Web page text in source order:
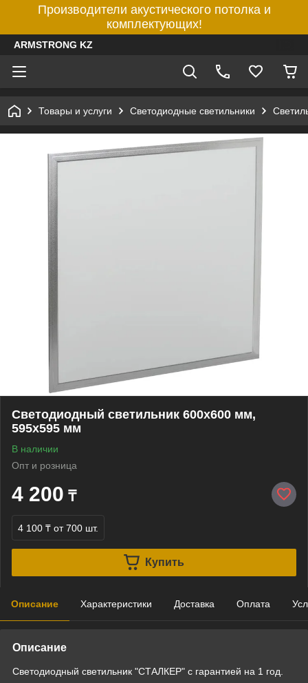
Производители акустического потолка и
комплектующих!
ARMSTRONG KZ
Товары и услуги Светодиодные светильники
Светодиодный светильник 600х600 мм,
595х595 мм
В наличии
Опт и розница
4 200 ₸
4 100 ₸ от 700 шт.
Купить
Описание Характеристики Доставка Оплата
Описание
Светодиодный светильник "СТАЛКЕР" с гарантией на 1 год.